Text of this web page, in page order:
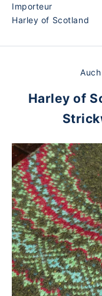
Importeur
Harley of Scotland
Harley of